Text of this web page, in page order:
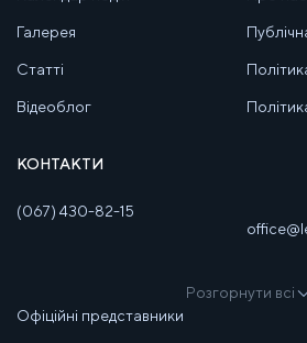
Галерея
Статті
Відеоблог
КОНТАКТИ
(067) 430-82-15
Розгорнути всі
Офіційні представники